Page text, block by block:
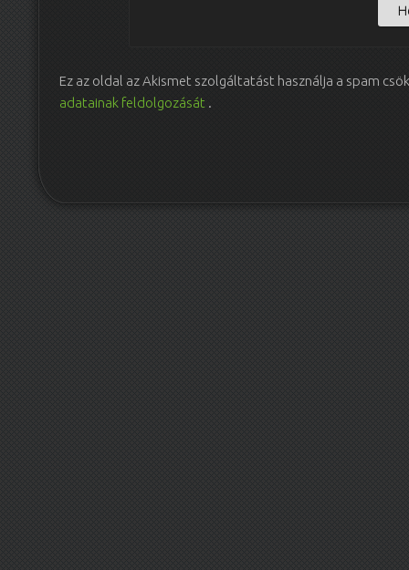
Ez az oldal az Akismet szolgáltatást használja a spam
adatainak feldolgozását .